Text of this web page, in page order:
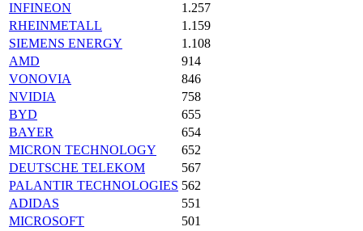
INFINEON
1.257
RHEINMETALL
1.159
SIEMENS ENERGY
1.108
AMD
914
VONOVIA
846
NVIDIA
758
BYD
655
BAYER
654
MICRON TECHNOLOGY
652
DEUTSCHE TELEKOM
567
PALANTIR TECHNOLOGIES 562
ADIDAS
551
MICROSOFT
501